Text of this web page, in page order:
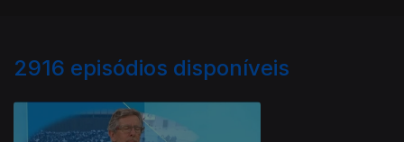
2916 episódios disponíveis